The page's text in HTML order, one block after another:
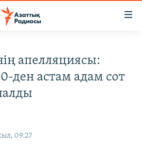
апелляциясы:
ден астам адам сот
09:27